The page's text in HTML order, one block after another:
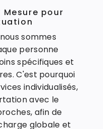
Mesure pour
sommes
personne
spécifiques et
C'est pourquoi
individualisés,
avec le
afin de
globale et